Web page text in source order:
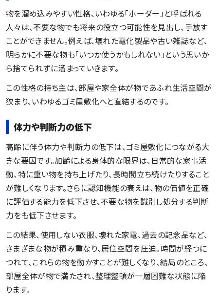
物を溜め込みやすい性格、いわゆる「ホーダー」と呼ばれる
人々は、不要な物でも将来の役立つ可能性を見出し、手放す
ことができません。例えば、壊れた電化製品や古い雑誌など、
明らかに不要な物も「いつか使うかもしれない」という思いか
ら捨てられずに溜まっていきます。
この性格の持ち主は、部屋や家全体が物であふれ生活空間が
狭まり、いわゆるゴミ屋敷化へと直結するのです。
体力や判断力の低下
高齢に伴う体力や判断力の低下は、ゴミ屋敷化につながる大
きな要因です。加齢による身体的な限界は、日常的な家事活
動、特に重い物を持ち上げたり、長時間立ち続けたりすること
が難しくなります。さらに認知機能の衰えは、物の価値を正確
に評価する能力を低下させ、不要な物を識別し処分する判断
力をも低下させます。
この結果、使用しない衣服、壊れた家電、過去の記念品など、
さまざまな物が積み重なり、居住空間を圧迫。時間が経つに
つれて、これらの物を動かすことが難しくなり、結局のところ、
部屋全体が物で満たされ、整理整頓が一層困難な状態に陥
ります。